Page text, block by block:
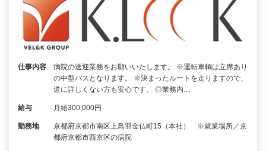
仕事内容
病院の送迎業務をお願いいたします。 ※運転車輌は立席あり
の中型バスとなります。 ※決まったルートを走りますので、
道に詳しくない方も安心です。 ◎業務内…
給与 月給300,000円
勤務地
京都府京都市南区上鳥羽金仏町15（本社） ※就業場所／京
都府京都市西京区の病院